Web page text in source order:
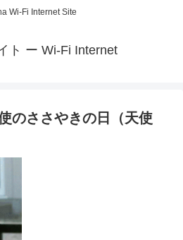
Wi-Fi Internet Site
ト ー Wi-Fi Internet
のささやきの日（天使